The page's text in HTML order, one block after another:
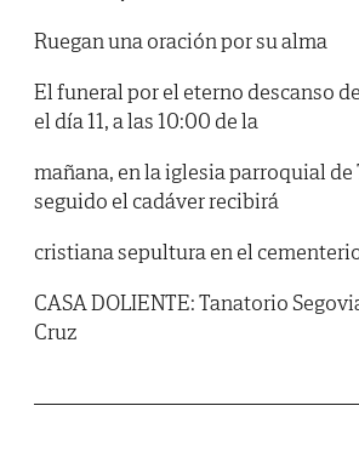
Ruegan una oración por su alma
El funeral por el eterno descanso
el día 11, a las 10:00 de la
mañana, en la iglesia parroquial de
seguido el cadáver recibirá
cristiana sepultura en el
CASA DOLIENTE: Tanatorio
Cruz